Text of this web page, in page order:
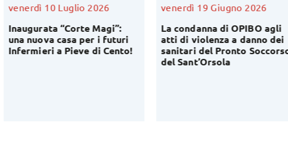
venerdì 10 Luglio 2026
Inaugurata “Corte Magi”:
una nuova casa per i futuri
Infermieri a Pieve di Cento!
venerdì 19 Giugno 2026
La condanna di OPIBO agli
atti di violenza a danno dei
sanitari del Pronto Soccorso
del Sant’Orsola